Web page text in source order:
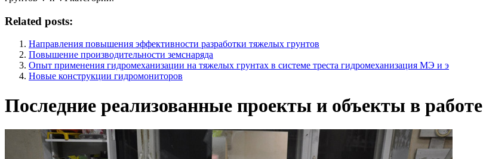
Related posts:
Направления повышения эффективности разработки тяжелых грунтов
Повышение производительности земснаряда
Опыт применения гидромеханизации на тяжелых грунтах в системе треста гидромеханизация МЭ и э
Новые конструкции гидромониторов
Последние реализованные проекты и объекты в работе